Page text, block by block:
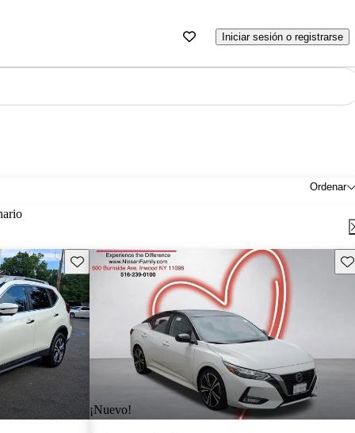
Iniciar sesión o registrarse
Ordenar
Guarda este Aviso
¡Nuevo!